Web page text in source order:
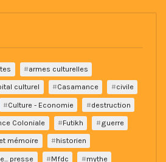
armes culturelles
culturel Casamance
civile
Culture - Economie
destruction
Coloniale Futikh
guerre
mémoire
historien
presse Mfdc
mythe